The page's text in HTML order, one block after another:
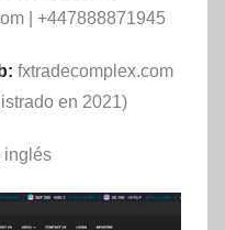
| +447888871945
fxtradecomplex.com
en 2021)
inglés